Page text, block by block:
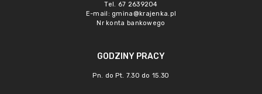
Tel. 67 2639204
E-mail: gmina@krajenka.pl
Nr konta bankowego
GODZINY PRACY
Pn. do Pt. 7.30 do 15.30